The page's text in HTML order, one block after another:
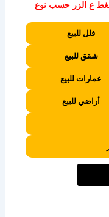
ع الزر حسب نوع
فلل للبيع
شقق للبيع
عمارات للبيع
أراضي للبيع